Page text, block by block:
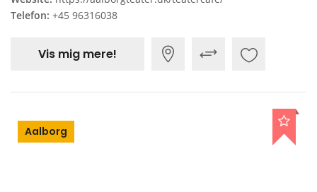
Telefon: +45 96316038
Vis mig mere!
Aalborg